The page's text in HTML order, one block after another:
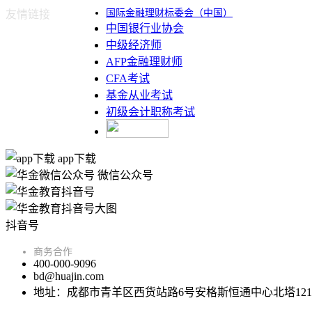
友情链接 国际金融理财标委会（中国）
中国银行业协会
中级经济师
AFP金融理财师
CFA考试
基金从业考试
初级会计职称考试
app下载
微信公众号
抖音号
商务合作
400-000-9096
bd@huajin.com
地址：成都市青羊区西货站路6号安格斯恒通中心北塔